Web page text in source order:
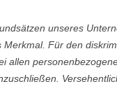
unseres
Für den
allen